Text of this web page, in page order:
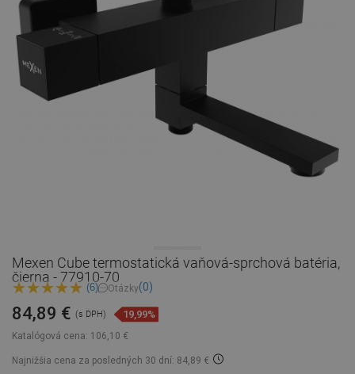
Mexen Cube termostatická vaňová-sprchová batéria,
čierna - 77910-70
(6) Otázky(0)
Katalógová cena: 106,10 €
84,89 € (s DPH) 19,99%
Najnižšia cena za posledných 30 dní: 84,89 €